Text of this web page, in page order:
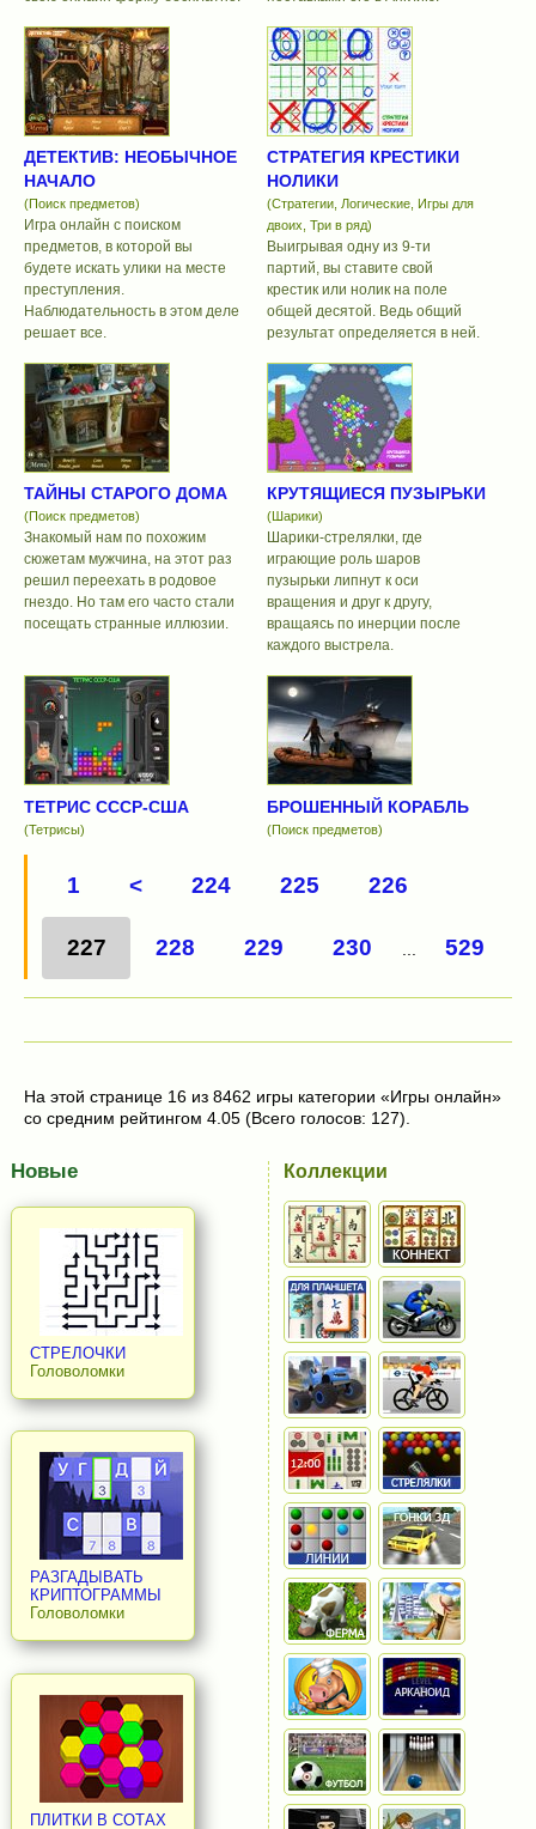
ДЕТЕКТИВ: НЕОБЫЧНОЕ
НАЧАЛО
(Поиск предметов)
Игра онлайн с поиском
предметов, в которой вы
будете искать улики на месте
преступления.
Наблюдательность в этом деле
решает все.
СТРАТЕГИЯ КРЕСТИКИ
НОЛИКИ
(Стратегии, Логические, Игры для
двоих, Три в ряд)
Выигрывая одну из 9-ти
партий, вы ставите свой
крестик или нолик на поле
общей десятой. Ведь общий
результат определяется в ней.
ТАЙНЫ СТАРОГО ДОМА
(Поиск предметов)
Знакомый нам по похожим
сюжетам мужчина, на этот раз
решил переехать в родовое
гнездо. Но там его часто стали
посещать странные иллюзии.
КРУТЯЩИЕСЯ ПУЗЫРЬКИ
(Шарики)
Шарики-стрелялки, где
играющие роль шаров
пузырьки липнут к оси
вращения и друг к другу,
вращаясь по инерции после
каждого выстрела.
ТЕТРИС СССР-США
(Тетрисы)
БРОШЕННЫЙ КОРАБЛЬ
(Поиск предметов)
1 < 224 225 226
227 228 229 230 529
На этой странице 16 из 8462 игры категории «Игры онлайн»
со средним рейтингом 4.05 (Всего голосов: 127).
Новые
СТРЕЛОЧКИ
Головоломки
РАЗГАДЫВАТЬ
КРИПТОГРАММЫ
Головоломки
ПЛИТКИ В СОТАХ
Коллекции